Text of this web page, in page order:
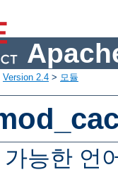
Version 2.4 > 모듈
가능한 언